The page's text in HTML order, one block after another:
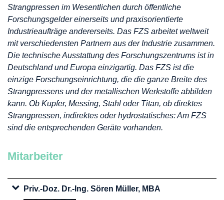
Strangpressen im Wesentlichen durch öffentliche
Forschungsgelder einerseits und praxisorientierte
Industrieaufträge andererseits. Das FZS arbeitet weltweit
mit verschiedensten Partnern aus der Industrie zusammen.
Die technische Ausstattung des Forschungszentrums ist in
Deutschland und Europa einzigartig. Das FZS ist die
einzige Forschungseinrichtung, die die ganze Breite des
Strangpressens und der metallischen Werkstoffe abbilden
kann. Ob Kupfer, Messing, Stahl oder Titan, ob direktes
Strangpressen, indirektes oder hydrostatisches: Am FZS
sind die entsprechenden Geräte vorhanden.
Mitarbeiter
Priv.-Doz. Dr.-Ing. Sören Müller, MBA